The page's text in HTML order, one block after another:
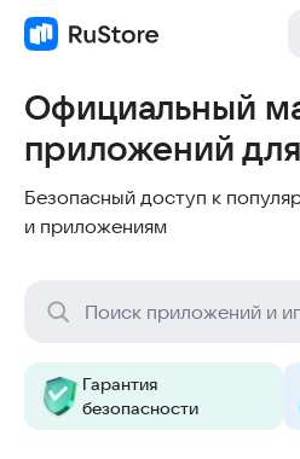
Официальный
приложений
Безопасный доступ к
и приложениям
Гарантия
безопасности